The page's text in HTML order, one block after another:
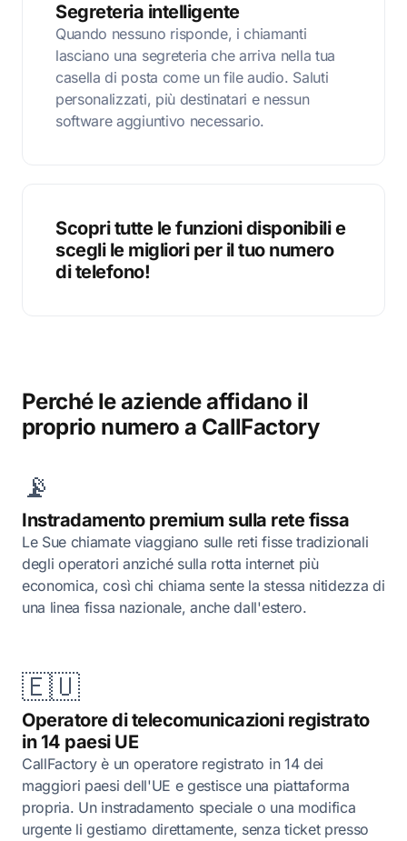
Segreteria intelligente
Quando nessuno risponde, i chiamanti
lasciano una segreteria che arriva nella tua
casella di posta come un file audio. Saluti
personalizzati, più destinatari e nessun
software aggiuntivo necessario.
Scopri tutte le funzioni disponibili e
scegli le migliori per il tuo numero
di telefono!
Perché le aziende affidano il
proprio numero a CallFactory
📡
Instradamento premium sulla rete fissa
Le Sue chiamate viaggiano sulle reti fisse tradizionali
degli operatori anziché sulla rotta internet più
economica, così chi chiama sente la stessa nitidezza di
una linea fissa nazionale, anche dall'estero.
🇪🇺
Operatore di telecomunicazioni registrato
in 14 paesi UE
CallFactory è un operatore registrato in 14 dei
maggiori paesi dell'UE e gestisce una piattaforma
propria. Un instradamento speciale o una modifica
urgente li gestiamo direttamente, senza ticket presso